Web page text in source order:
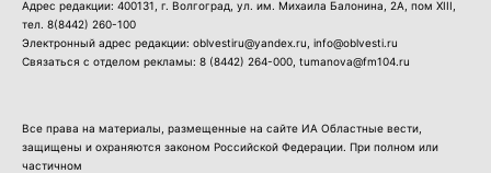
Адрес редакции: 400131, г. Волгоград, ул. им. Михаила Балонина, 2А, пом XIII,
тел. 8(8442) 260-100
Электронный адрес редакции: oblvestiru@yandex.ru, info@oblvesti.ru
Связаться с отделом рекламы: 8 (8442) 264-000 , tumanova@fm104.ru
Все права на материалы, размещенные на сайте ИА Областные вести,
защищены и охраняются законом Российской Федерации. При полном или
частичном